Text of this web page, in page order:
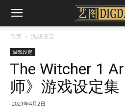
首页 游戏设定
游戏设定
The Witcher 1
师》游戏设定集
2021年4月2日